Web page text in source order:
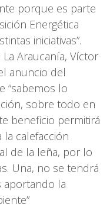
porque es parte
Energética
iniciativas”.
Araucanía, Víctor
anuncio del
“sabemos lo
sobre todo en
beneficio permitirá
la calefacción
de la leña, por lo
Una, no se tendrá
aportando la